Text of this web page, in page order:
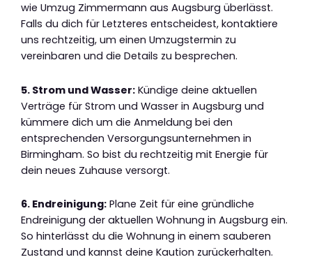
wie Umzug Zimmermann aus Augsburg überlässt.
Falls du dich für Letzteres entscheidest, kontaktiere
uns rechtzeitig, um einen Umzugstermin zu
vereinbaren und die Details zu besprechen.
5. Strom und Wasser: Kündige deine aktuellen
Verträge für Strom und Wasser in Augsburg und
kümmere dich um die Anmeldung bei den
entsprechenden Versorgungsunternehmen in
Birmingham. So bist du rechtzeitig mit Energie für
dein neues Zuhause versorgt.
6. Endreinigung: Plane Zeit für eine gründliche
Endreinigung der aktuellen Wohnung in Augsburg ein.
So hinterlässt du die Wohnung in einem sauberen
Zustand und kannst deine Kaution zurückerhalten.